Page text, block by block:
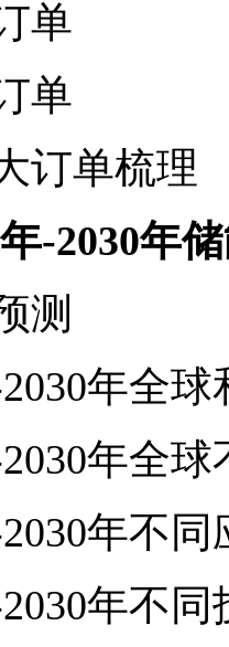
单
单
订单梳理
-2030年
测
2030年全
2030年全
2030年不
2030年不